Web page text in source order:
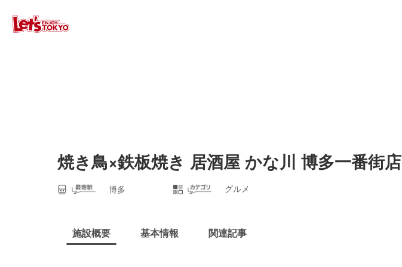
焼き鳥×鉄板焼き 居酒屋 かな川 博多一番街店
博多 グルメ
施設概要 基本情報 関連記事